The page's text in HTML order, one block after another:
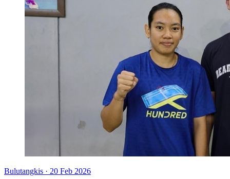
Bulutangkis · 20 Feb 2026